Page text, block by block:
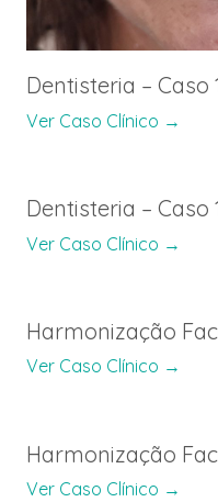
Dentisteria – Caso
Ver Caso Clínico →
Dentisteria – Caso
Ver Caso Clínico →
Harmonização
Ver Caso Clínico →
Harmonização
Ver Caso Clínico →